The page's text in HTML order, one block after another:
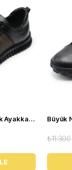
Büyük Numara Erkek Ayakkabı TR4113 Siyah
₺11.300